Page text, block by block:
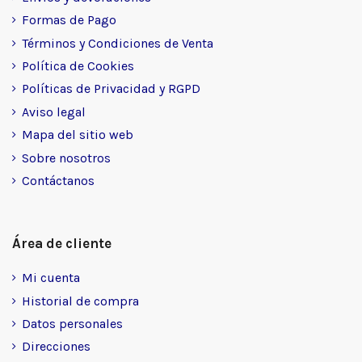
Formas de Pago
Términos y Condiciones de Venta
Política de Cookies
Políticas de Privacidad y RGPD
Aviso legal
Mapa del sitio web
Sobre nosotros
Contáctanos
Área de cliente
Mi cuenta
Historial de compra
Datos personales
Direcciones